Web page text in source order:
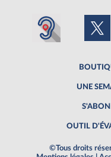
UNE
OUTIL
©Tous droits